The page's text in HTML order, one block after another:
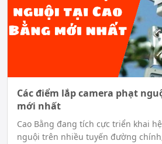
Các điểm lắp camera phạt
mới nhất
Cao Bằng đang tích cực triển khai
nguội trên nhiều tuyến đường